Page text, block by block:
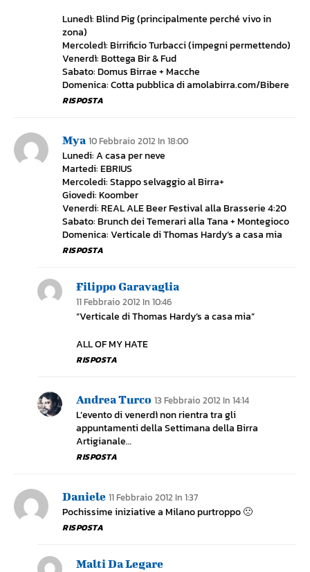
Lunedì: Blind Pig (principalmente perché vivo in
zona)
Mercoledì: Birrificio Turbacci (impegni permettendo)
Venerdì: Bottega Bir & Fud
Sabato: Domus Birrae + Macche
Domenica: Cotta pubblica di amolabirra.com/Bibere
RISPOSTA
Mya 10 Febbraio 2012 In 18:00
Lunedi: A casa per neve
Martedi: EBRIUS
Mercoledi: Stappo selvaggio al Birra+
Giovedi: Koomber
Venerdi: REAL ALE Beer Festival alla Brasserie 4:20
Sabato: Brunch dei Temerari alla Tana + Montegioco
Domenica: Verticale di Thomas Hardy’s a casa mia
RISPOSTA
Filippo Garavaglia
11 Febbraio 2012 In 10:46
“Verticale di Thomas Hardy’s a casa mia”
ALL OF MY HATE
RISPOSTA
Andrea Turco 13 Febbraio 2012 In 14:14
L’evento di venerdì non rientra tra gli
appuntamenti della Settimana della Birra
Artigianale…
RISPOSTA
Daniele 11 Febbraio 2012 In 1:37
Pochissime iniziative a Milano purtroppo 🙁
RISPOSTA
Malti Da Legare